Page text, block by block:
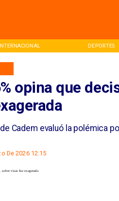
DEPORTES
opina que
Cadem evaluó la polémica
De 2026 12:15